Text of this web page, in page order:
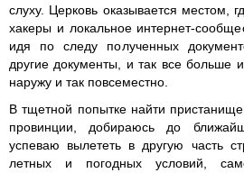
слуху. Церковь оказывается местом,
хакеры и локальное интернет-
идя по следу полученных
другие документы, и так все больше
наружу и так повсеместно.
В тщетной попытке найти
провинции, добираюсь до
успеваю вылететь в другую часть
летных и погодных условий,